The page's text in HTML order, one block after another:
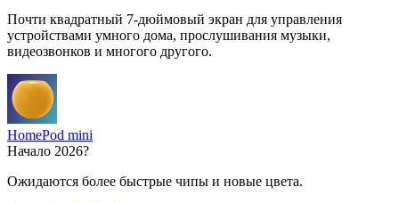
Почти квадратный 7-дюймовый экран для управления
устройствами умного дома, прослушивания музыки,
видеозвонков и многого другого.
HomePod mini
Начало 2026?
Ожидаются более быстрые чипы и новые цвета.